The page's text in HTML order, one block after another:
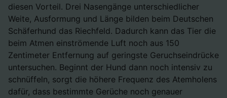
diesen Vorteil. Drei Nasengänge unterschiedlicher
Weite, Ausformung und Länge bilden beim Deutschen
Schäferhund das Riechfeld. Dadurch kann das Tier die
beim Atmen einströmende Luft noch aus 150
Zentimeter Entfernung auf geringste Geruchseindrücke
untersuchen. Beginnt der Hund dann noch intensiv zu
schnüffeln, sorgt die höhere Frequenz des Atemholens
dafür, dass bestimmte Gerüche noch genauer